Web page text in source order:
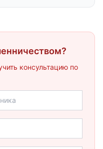
консультацию по